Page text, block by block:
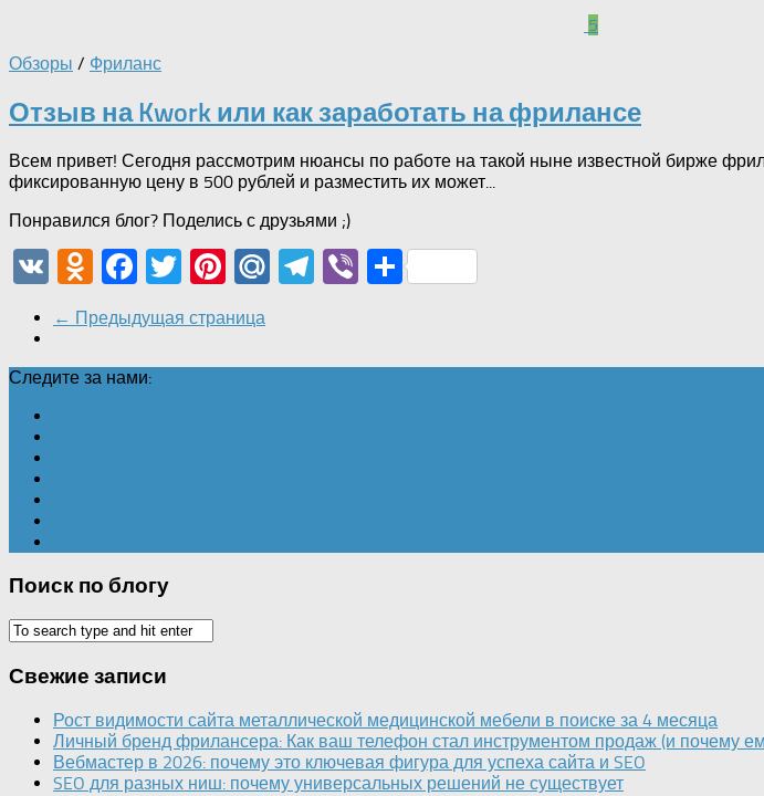
5
Обзоры / Фриланс
Отзыв на Kwork или как заработать на фрилансе
Всем привет! Сегодня рассмотрим нюансы по работе на такой ныне известной бирже
фиксированную цену в 500 рублей и разместить их может...
Понравился блог? Поделись с друзьями ;)
VK Odnoklassniki
Facebook
Twitter
Pinterest
Mail.Ru
Telegram
ViberОтправить
← Предыдущая страница
Следите за нами:
Поиск по блогу
Свежие записи
Рост видимости сайта металлической медицинской мебели в поиске за 4 месяца
Личный бренд фрилансера: Как ваш телефон стал инструментом продаж (и почему
Вебмастер в 2026: почему это ключевая фигура для успеха сайта и SEO
SEO для разных ниш: почему универсальных решений не существует